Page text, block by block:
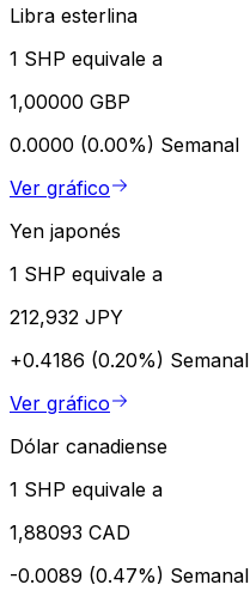
Libra esterlina
1 SHP equivale a
1,00000 GBP
0.0000 (0.00%) Semanal
Ver gráfico
Yen japonés
1 SHP equivale a
212,932 JPY
+0.4186 (0.20%) Semanal
Ver gráfico
Dólar canadiense
1 SHP equivale a
1,88093 CAD
-0.0089 (0.47%) Semanal